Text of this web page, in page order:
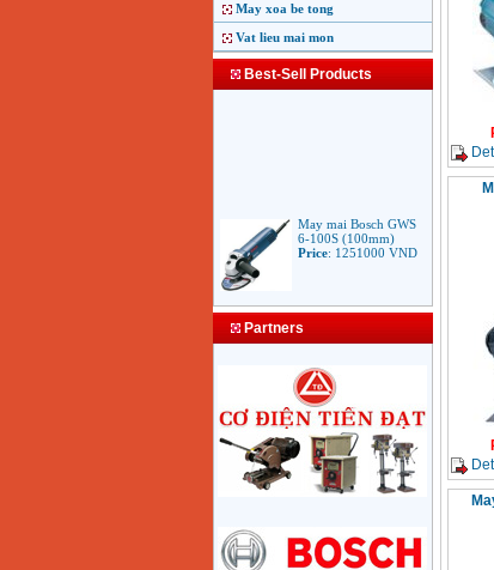
May xoa be tong
Vat lieu mai mon
Best-Sell Products
6-100S (100mm)
Price:1251000VND
May mai Makita
9553B (100mm)
710W
May mai 180mm
Bosch GWS 2200-180
(2000W)
Price:3438000VND
(840W)
Price:1587000VND
Partners